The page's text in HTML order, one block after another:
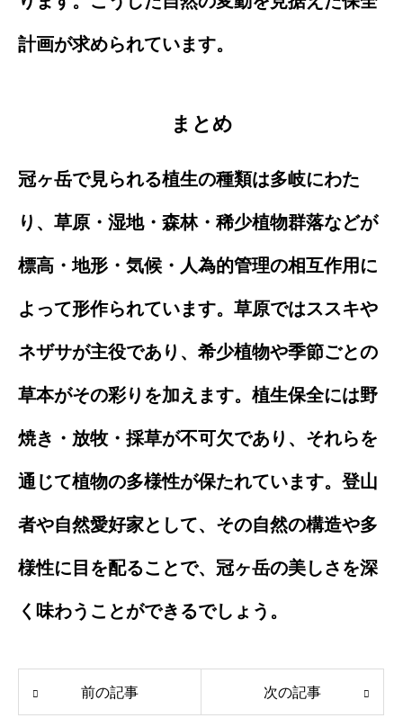
計画が求められています。
まとめ
冠ヶ岳で見られる植生の種類は多岐にわた
り、草原・湿地・森林・稀少植物群落などが
標高・地形・気候・人為的管理の相互作用に
よって形作られています。草原ではススキや
ネザサが主役であり、希少植物や季節ごとの
草本がその彩りを加えます。植生保全には野
焼き・放牧・採草が不可欠であり、それらを
通じて植物の多様性が保たれています。登山
者や自然愛好家として、その自然の構造や多
様性に目を配ることで、冠ヶ岳の美しさを深
く味わうことができるでしょう。
前の記事 次の記事